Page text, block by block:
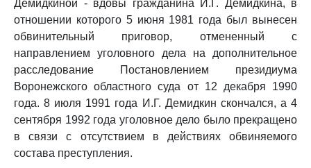
Демидкиной - вдовы гражданина И.Г. Демидкина, в
отношении которого 5 июня 1981 года был вынесен
обвинительный приговор, отмененный с
направлением уголовного дела на дополнительное
расследование Постановлением президиума
Воронежского областного суда от 12 декабря 1990
года. 8 июля 1991 года И.Г. Демидкин скончался, а 4
сентября 1992 года уголовное дело было прекращено
в связи с отсутствием в действиях обвиняемого
состава преступления.